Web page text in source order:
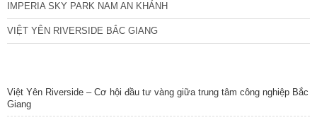
IMPERIA SKY PARK NAM AN KHÁNH
VIỆT YÊN RIVERSIDE BẮC GIANG
Việt Yên Riverside – Cơ hội đầu tư vàng giữa trung tâm công nghiệp Bắc
Giang